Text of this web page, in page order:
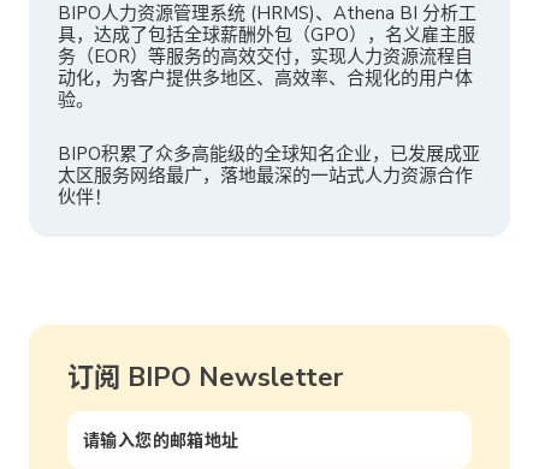
BIPO人力资源管理系统 (HRMS)、Athena BI 分析工
具，达成了包括全球薪酬外包（GPO），名义雇主服
务（EOR）等服务的高效交付，实现人力资源流程自
动化，为客户提供多地区、高效率、合规化的用户体
验。
BIPO积累了众多高能级的全球知名企业，已发展成亚
太区服务网络最广，落地最深的一站式人力资源合作
伙伴！
订阅 BIPO Newsletter